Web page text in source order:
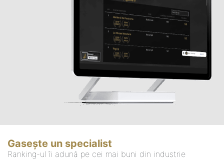
Gasește un specialist
Ranking-ul îi adună pe cei mai buni din industrie